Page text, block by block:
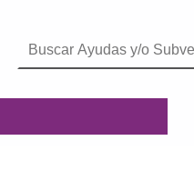
Buscar